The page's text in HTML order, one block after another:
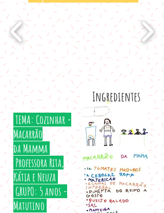
TEMA: Cozinhar -
Macarrão
da Mamma
Professora Rita,
Kátia e Neuza
GRUPO: 5 anos -
Matutino
Ingredientes